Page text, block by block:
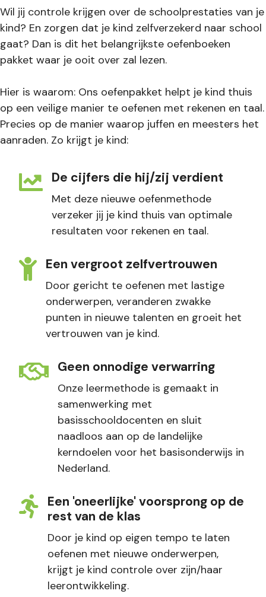
Wil jij controle krijgen over de schoolprestaties van je
kind? En zorgen dat je kind zelfverzekerd naar school
gaat? Dan is dit het belangrijkste oefenboeken
pakket waar je ooit over zal lezen.
Hier is waarom: Ons oefenpakket helpt je kind thuis
op een veilige manier te oefenen met rekenen en taal.
Precies op de manier waarop juffen en meesters het
aanraden. Zo krijgt je kind:
De cijfers die hij/zij verdient
Met deze nieuwe oefenmethode
verzeker jij je kind thuis van optimale
resultaten voor rekenen en taal.
Een vergroot zelfvertrouwen
Door gericht te oefenen met lastige
onderwerpen, veranderen zwakke
punten in nieuwe talenten en groeit het
vertrouwen van je kind.
Geen onnodige verwarring
Onze leermethode is gemaakt in
samenwerking met
basisschooldocenten en sluit
naadloos aan op de landelijke
kerndoelen voor het basisonderwijs in
Nederland.
Een 'oneerlijke' voorsprong op de
rest van de klas
Door je kind op eigen tempo te laten
oefenen met nieuwe onderwerpen,
krijgt je kind controle over zijn/haar
leerontwikkeling.